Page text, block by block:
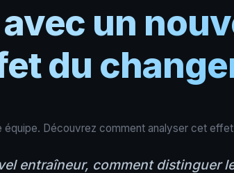
un
du
Découvrez comment analyser cet
entraîneur, comment distinguer